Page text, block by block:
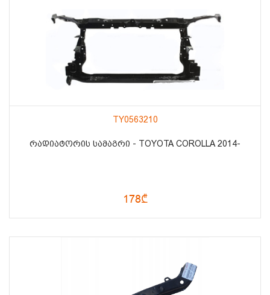
TY0563210
ᲠᲐᲓᲘᲐᲢᲝᲠᲘᲡ ᲡᲐᲛᲐᲒᲠᲘ - TOYOTA COROLLA 2014-
178₾